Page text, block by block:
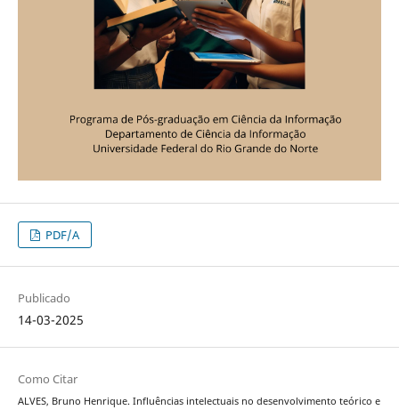
PDF/A
Publicado
14-03-2025
Como Citar
ALVES, Bruno Henrique. Influências intelectuais no desenvolvimento teórico e